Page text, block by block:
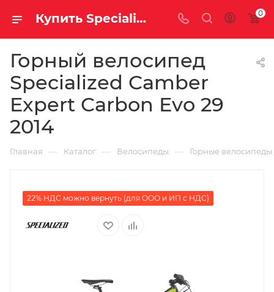
Купить Specialized Camber Expert Carbon Evo 29 2014 за рублей, а со скидкой 0
Горный велосипед
Specialized Camber
Expert Carbon Evo 29
2014
Главная — Каталог — Велосипеды — Горные велосипеды
22% НДС можно вернуть (для ООО и ИП с НДС)